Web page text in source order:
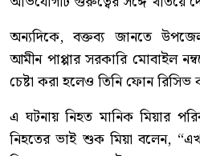
অন্যদিকে, বক্তব্য জানতে
আমীন পাপ্পার সরকারি মোবাইল
চেষ্টা করা হলেও তিনি ফোন রিসিভ
এ ঘটনায় নিহত মানিক মিয়ার
নিহতের ভাই শুক মিয়া বলেন,